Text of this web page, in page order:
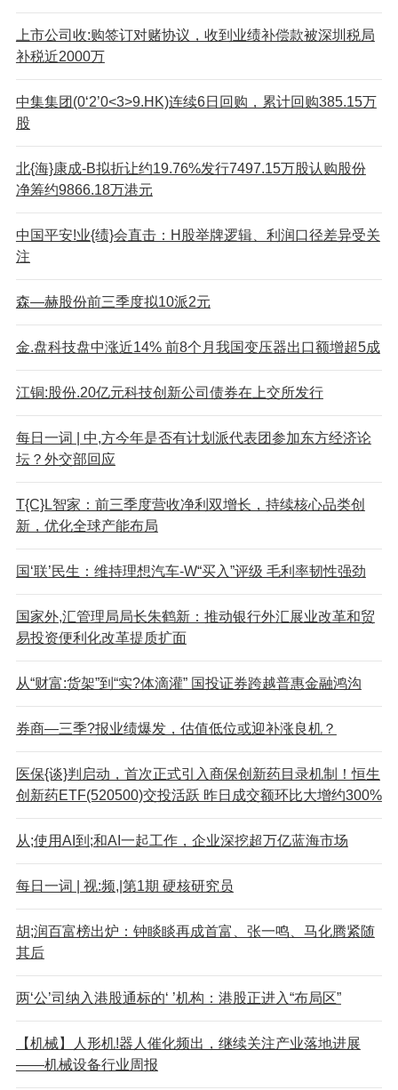
上市公司收:购签订对赌协议，收到业绩补偿款被深圳税局
补税近2000万
中集集团(0‘2’0<3>9.HK)连续6日回购，累计回购385.15万
股
北{海}康成-B拟折让约19.76%发行7497.15万股认购股份
净筹约9866.18万港元
中国平安!业{绩}会直击：H股举牌逻辑、利润口径差异受关
注
森—赫股份前三季度拟10派2元
金.盘科技盘中涨近14% 前8个月我国变压器出口额增超5成
江铜:股份.20亿元科技创新公司债券在上交所发行
每日一词 | 中,方今年是否有计划派代表团参加东方经济论
坛？外交部回应
T{C}L智家：前三季度营收净利双增长，持续核心品类创
新，优化全球产能布局
国‘联’民生：维持理想汽车-W“买入”评级 毛利率韧性强劲
国家外,汇管理局局长朱鹤新：推动银行外汇展业改革和贸
易投资便利化改革提质扩面
从“财富:货架”到“实?体滴灌” 国投证券跨越普惠金融鸿沟
券商—三季?报业绩爆发，估值低位或迎补涨良机？
医保{谈}判启动，首次正式引入商保创新药目录机制！恒生
创新药ETF(520500)交投活跃 昨日成交额环比大增约300%
从;使用AI到;和AI一起工作，企业深挖超万亿蓝海市场
每日一词 | 视:频,|第1期 硬核研究员
胡;润百富榜出炉：钟睒睒再成首富、张一鸣、马化腾紧随
其后
两‘公’司纳入港股通标的‘ ’机构：港股正进入“布局区”
【机械】人形机!器人催化频出，继续关注产业落地进展
——机械设备行业周报